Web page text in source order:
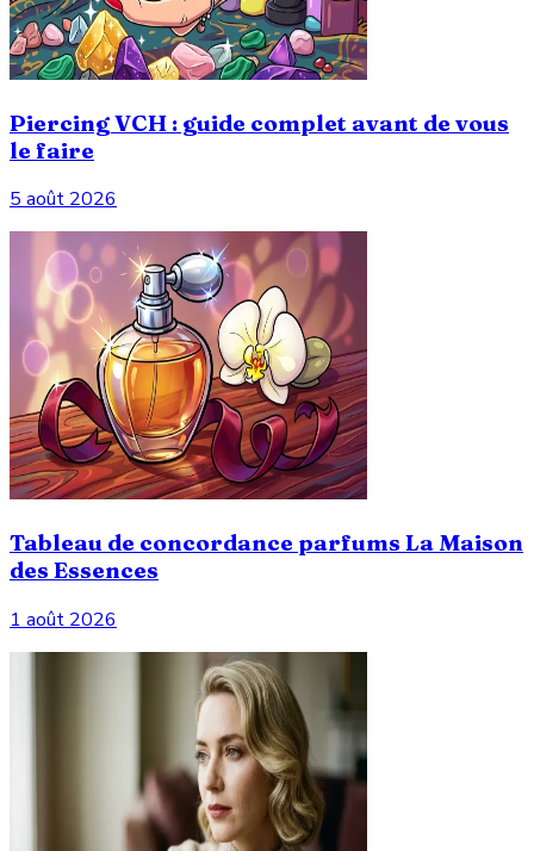
Piercing VCH : guide complet avant de vous
le faire
5 août 2026
Tableau de concordance parfums La Maison
des Essences
1 août 2026